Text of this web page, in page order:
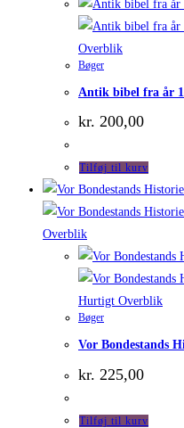
Overblik
Bøger
Antik bibel fra år
kr. 200,00
Tilføj til kurv
Overblik
Hurtigt Overblik
Bøger
Vor Bondestands
kr. 225,00
Tilføj til kurv